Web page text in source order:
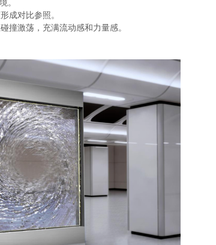
。
成对比参照。
激荡，充满流动感和力量感。